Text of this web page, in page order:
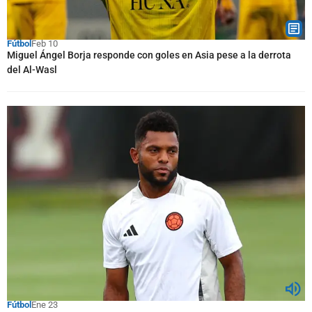
Fútbol Feb 10
Miguel Ángel Borja responde con goles en Asia pese a la derrota
del Al-Wasl
FútbolEne 23